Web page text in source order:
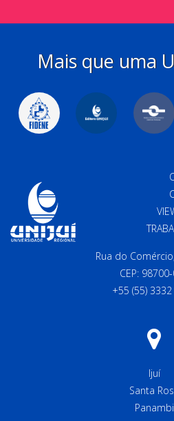
Mais que uma
Rua do
CEP:
+55 (55)
Ijuí
Santa
Panambi